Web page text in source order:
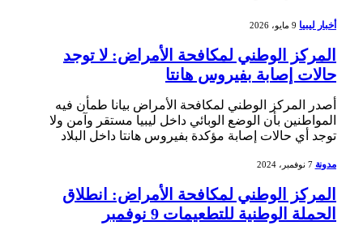
أخبار ليبيا 9 مايو، 2026
المركز الوطني لمكافحة الأمراض: لا توجد
حالات إصابة بفيروس هانتا
أصدر المركز الوطني لمكافحة الأمراض بيانا طمأن فيه
المواطنين بأن الوضع الوبائي داخل ليبيا مستقر وآمن ولا
توجد أي حالات إصابة مؤكدة بفيروس هانتا داخل البلاد
مدونة 7 نوفمبر، 2024
المركز الوطني لمكافحة الأمراض: انطلاق
الحملة الوطنية للتطعيمات 9 نوفمبر